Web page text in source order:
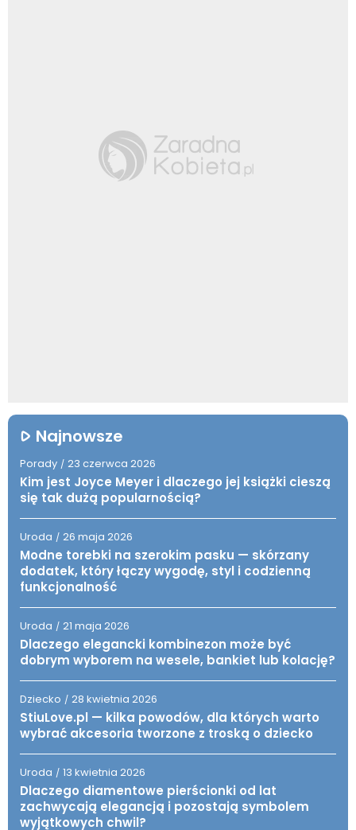
Najnowsze
Porady / 23 czerwca 2026
Kim jest Joyce Meyer i dlaczego jej książki cieszą
się tak dużą popularnością?
Uroda / 26 maja 2026
Modne torebki na szerokim pasku — skórzany
dodatek, który łączy wygodę, styl i codzienną
funkcjonalność
Uroda / 21 maja 2026
Dlaczego elegancki kombinezon może być
dobrym wyborem na wesele, bankiet lub kolację?
Dziecko / 28 kwietnia 2026
StiuLove.pl — kilka powodów, dla których warto
wybrać akcesoria tworzone z troską o dziecko
Uroda / 13 kwietnia 2026
Dlaczego diamentowe pierścionki od lat
zachwycają elegancją i pozostają symbolem
wyjątkowych chwil?